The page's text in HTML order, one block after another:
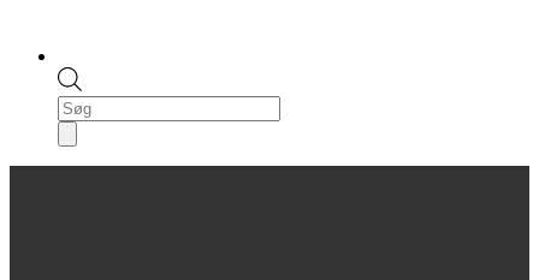
Products
search